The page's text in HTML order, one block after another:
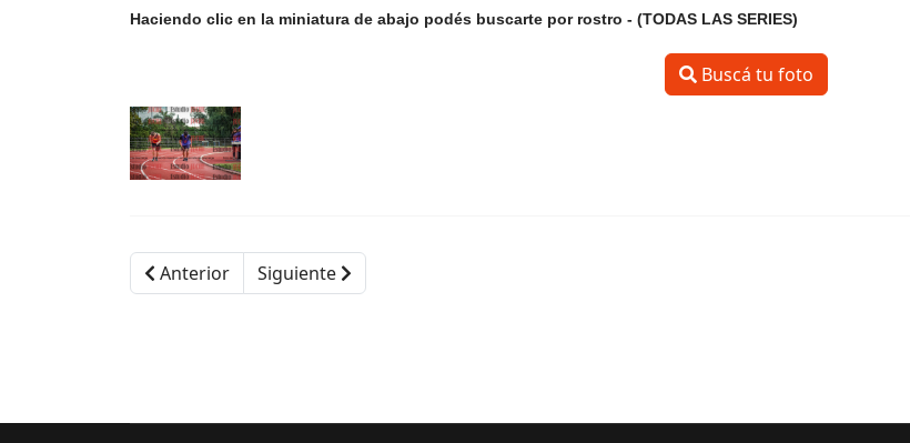
Haciendo clic en la miniatura de abajo podés buscarte por rostro - (TODAS LAS SERIES)
Buscá tu foto
Anterior Siguiente